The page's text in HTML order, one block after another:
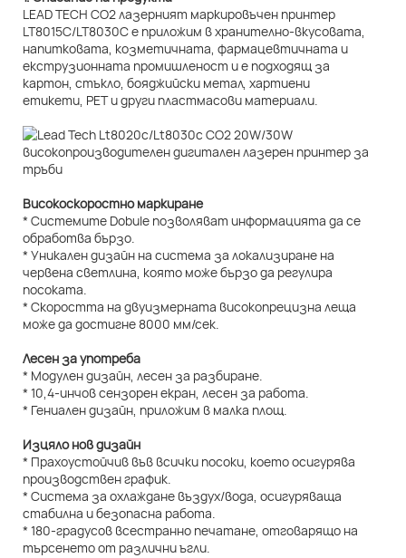
LEAD TECH CO2 лазерният маркировъчен принтер
LT8015C/LT8030C е приложим в хранително-вкусовата,
напитковата, козметичната, фармацевтичната и
екструзионната промишленост и е подходящ за
картон, стъкло, бояджийски метал, хартиени
етикети, PET и други пластмасови материали.
Високоскоростно маркиране
* Системите Dobule позволяват информацията да се
обработва бързо.
* Уникален дизайн на система за локализиране на
червена светлина, която може бързо да регулира
посоката.
* Скоростта на двуизмерната високопрецизна леща
може да достигне 8000 мм/сек.
Лесен за употреба
* Модулен дизайн, лесен за разбиране.
* 10,4-инчов сензорен екран, лесен за работа.
* Гениален дизайн, приложим в малка площ.
Изцяло нов дизайн
* Прахоустойчив във всички посоки, което осигурява
производствен график.
* Система за охлаждане въздух/вода, осигуряваща
стабилна и безопасна работа.
* 180-градусов всестранно печатане, отговарящо на
търсенето от различни ъгли.